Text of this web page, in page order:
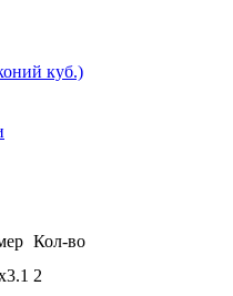
куб.)
Кол-во
2